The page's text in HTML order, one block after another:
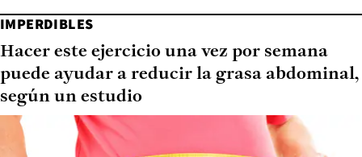
IMPERDIBLES
Hacer este ejercicio una vez por semana
puede ayudar a reducir la grasa abdominal,
según un estudio